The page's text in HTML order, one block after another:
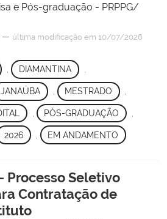
e Pós-graduação - PRPPG/
— última modificação em 10/07/2026
, DIAMANTINA ,
JANAÚBA MESTRADO
PÓS-GRADUAÇÃO
2026 EM ANDAMENTO
Processo Seletivo
Contratação de